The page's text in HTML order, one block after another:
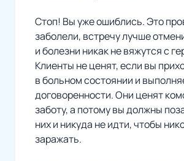
Стоп! Вы уже ошиблись. Это
заболели, встречу лучше
и болезни никак не вяжутся с
Клиенты не ценят, если вы
в больном состоянии и
договоренности. Они ценят
заботу, а потому вы должны
них и никуда не идти, чтобы
заражать.